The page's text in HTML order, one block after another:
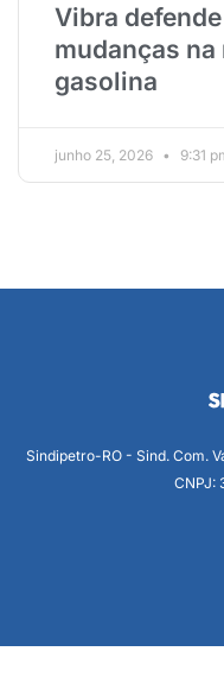
Vibra
mudanças na
gasolina
junho 25, 2026 9:31
Sindipetro-RO - Sind. Com.
CNPJ: